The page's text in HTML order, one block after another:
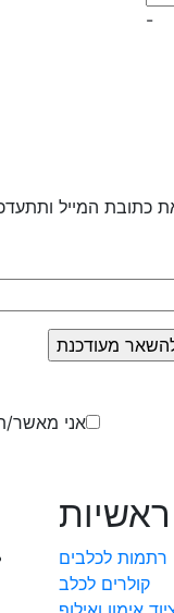
-
כתובת המייל
אני מאשר/
רתמות לכלבים
קולרים לכלב